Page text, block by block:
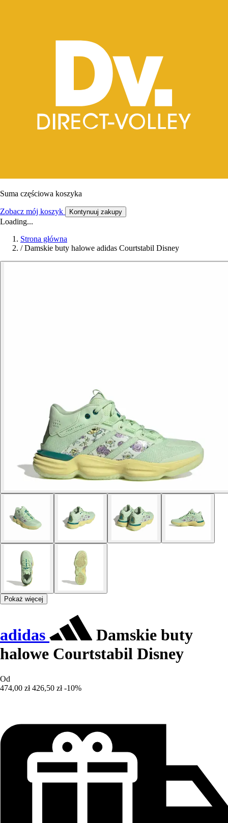
Suma częściowa koszyka
Zobacz mój koszyk Kontynuuj zakupy
Loading...
Strona główna
/ Damskie buty halowe adidas Courtstabil Disney
Pokaż więcej
adidas
Damskie buty
halowe Courtstabil Disney
Od
474,00 zł 426,50 zł -10%